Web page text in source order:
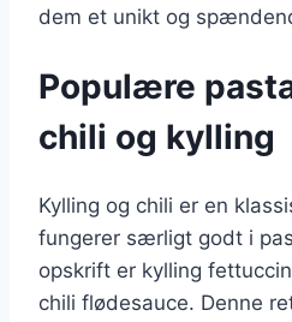
dem et unikt og
Populære
chili og kylling
Kylling og chili er en
fungerer særligt godt i
opskrift er kylling
chili flødesauce. Denne